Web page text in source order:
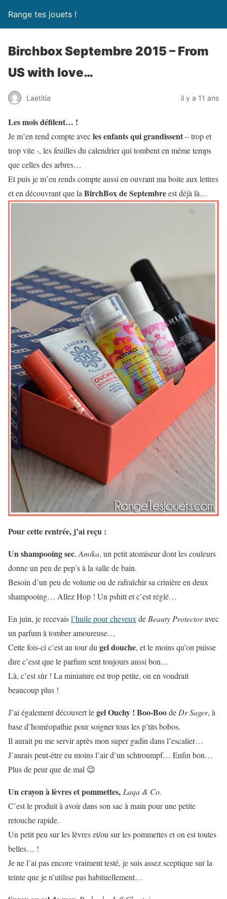
Range tes jouets !
Birchbox Septembre 2015 – From
US with love…
Laetitia il y a 11 ans
Les mois défilent… !
Je m’en rend compte avecles enfants qui grandissent– trop et
trop vite -, les feuilles du calendrier qui tombent en même temps
que celles des arbres…
Et puis je m’en rends compte aussi en ouvrant ma boite aux lettres
et en découvrant que la BirchBox de Septembreest déjà là…
Pour cette rentrée, j’ai reçu :
Un shampooing sec,Amika, un petit atomiseur dont les couleurs
donne un peu de pep’s à la salle de bain.
Besoin d’un peu de volume ou de rafraîchir sa crinière en deux
shampooing… Allez Hop ! Un pshitt et c’est réglé…
En juin, je recevaisl’huile pour cheveuxdeBeauty Protectoravec
un parfum à tomber amoureuse…
Cette fois-ci c’est au tour dugel douche, et le moins qu’on puisse
dire c’esst que le parfum sent toujours aussi bon…
Là, c’est sûr ! La miniature est trop petite, on en voudrait
beaucoup plus !
J’ai également découvert legel Ouchy ! Boo-BoodeDr Sager, à
base d’homéopathie pour soigner tous les p’tits bobos.
Il aurait pu me servir après mon super gadin dans l’escalier…
J’aurais peut-être eu moins l’air d’un schtroumpf… Enfin bon…
Plus de peur que de mal 😉
Un crayon à lèvres et pommettes, Laqa & Co.
C’est le produit à avoir dans son sac à main pour une petite
retouche rapide.
Un petit peu sur les lèvres et/ou sur les pommettes et on est toutes
belles… !
Je ne l’ai pas encore vraiment testé, je suis assez sceptique sur la
teinte que je n’utilise pas habituellement…